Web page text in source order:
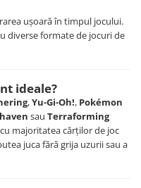
ușoară în timpul jocului.
diverse formate de jocuri de
ideale?
,Yu-Gi-Oh!, Pokémon
sau Terraforming
majoritatea cărților de joc
juca fără grija uzurii sau a